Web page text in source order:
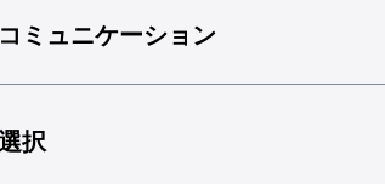
ミュニケーション
択